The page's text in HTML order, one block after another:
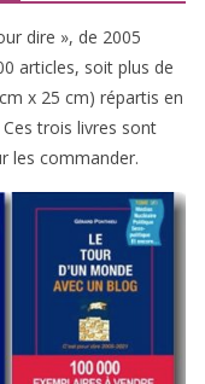
dire », de 2005
articles, soit plus de
cm x 25 cm) répar­tis en
trois livres sont
les commander.